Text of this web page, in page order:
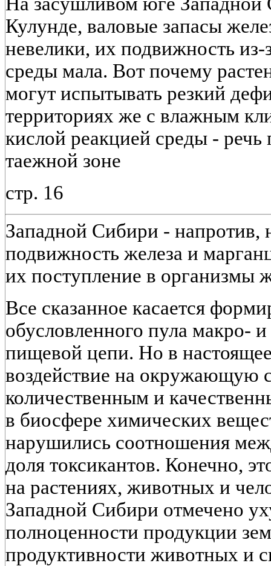
Кулунде, валовые запасы
невелики, их подвижность
среды мала. Вот почему
могут испытывать резкий
территориях же с влажным
кислой реакцией среды -
таежной зоне
стр. 16
Западной Сибири - напротив,
подвижность железа и
их поступление в организмы
Все сказанное касается
обусловленного пула макро-
пищевой цепи. Но в
воздействие на окружающую
количественным и
в биосфере химических
нарушились соотношения
доля токсикантов. Конечно,
на растениях, животных и
Западной Сибири отмечено
полноценности продукции
продуктивности животных и